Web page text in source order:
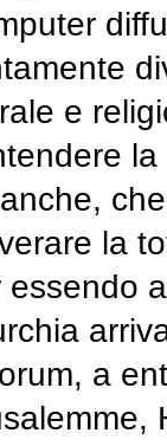
e
la
a